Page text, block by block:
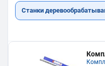
Станки